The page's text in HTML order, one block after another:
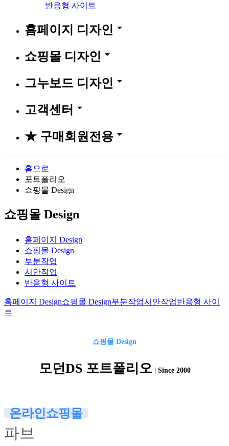
반응형 사이트
홈페이지 디자인 arrow_drop_down
쇼핑몰 디자인 arrow_drop_down
그누보드 디자인 arrow_drop_down
고객센터 arrow_drop_down
★ 구매회원전용 arrow_drop_down
홈으로
포트폴리오
쇼핑몰 Design
쇼핑몰 Design
홈페이지 Design
쇼핑몰 Design
부분작업
시안작업
반응형 사이트
홈페이지 Design쇼핑몰 Design부분작업시안작업반응형 사이
트
쇼핑몰 Design
모던DS 포트폴리오 | Since 2000
온라인쇼핑몰
파브